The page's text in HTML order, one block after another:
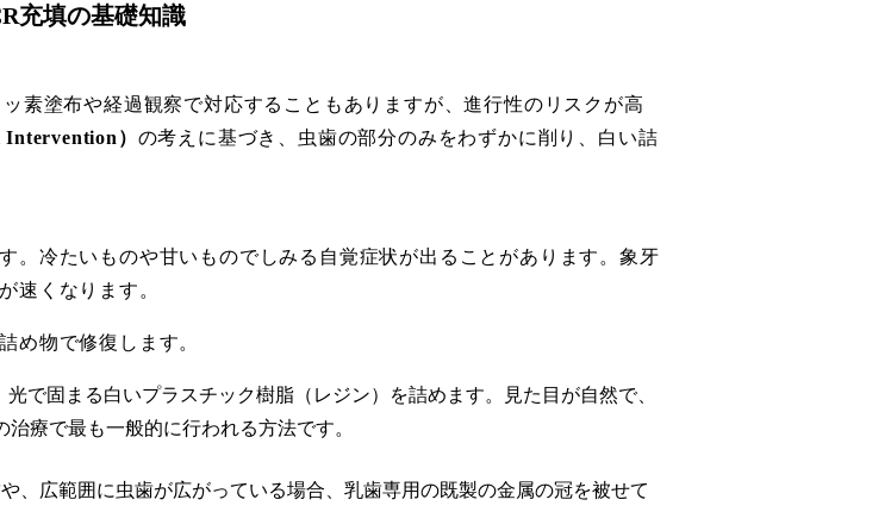
充填の基礎知識
素塗布や経過観察で対応することもありますが、進行性のリスクが高
） の考えに基づき、虫歯の部分のみをわずかに削り、白い詰
。冷たいものや甘いものでしみる自覚症状が出ることがあります。象牙
速くなります。
め物で修復します。
で固まる白いプラスチック樹脂（レジン）を詰めます。見た目が自然で、
療で最も一般的に行われる方法です。
、広範囲に虫歯が広がっている場合、乳歯専用の既製の金属の冠を被せて